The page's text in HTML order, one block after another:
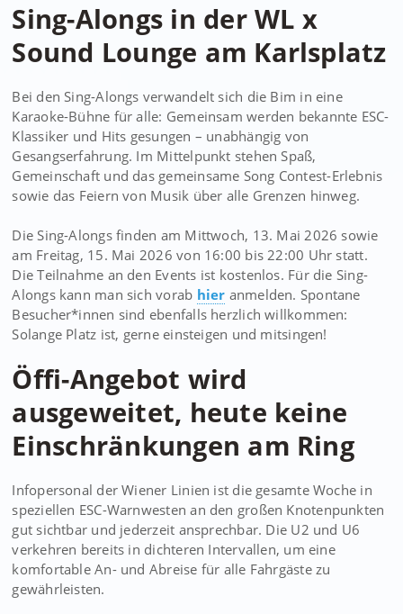
Sing-Alongs in der WL x
Sound Lounge am Karlsplatz
Bei den Sing-Alongs verwandelt sich die Bim in eine
Karaoke-Bühne für alle: Gemeinsam werden bekannte ESC-
Klassiker und Hits gesungen – unabhängig von
Gesangserfahrung. Im Mittelpunkt stehen Spaß,
Gemeinschaft und das gemeinsame Song Contest-Erlebnis
sowie das Feiern von Musik über alle Grenzen hinweg.
Die Sing-Alongs finden am Mittwoch, 13. Mai 2026 sowie
am Freitag, 15. Mai 2026 von 16:00 bis 22:00 Uhr statt.
Die Teilnahme an den Events ist kostenlos. Für die Sing-
Alongs kann man sich vorab hier anmelden. Spontane
Besucher*innen sind ebenfalls herzlich willkommen:
Solange Platz ist, gerne einsteigen und mitsingen!
Öffi-Angebot wird
ausgeweitet, heute keine
Einschränkungen am Ring
Infopersonal der Wiener Linien ist die gesamte Woche in
speziellen ESC-Warnwesten an den großen Knotenpunkten
gut sichtbar und jederzeit ansprechbar. Die U2 und U6
verkehren bereits in dichteren Intervallen, um eine
komfortable An- und Abreise für alle Fahrgäste zu
gewährleisten.